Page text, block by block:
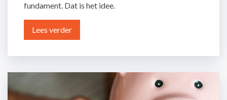
fundament. Dat is het idee.
Lees verder